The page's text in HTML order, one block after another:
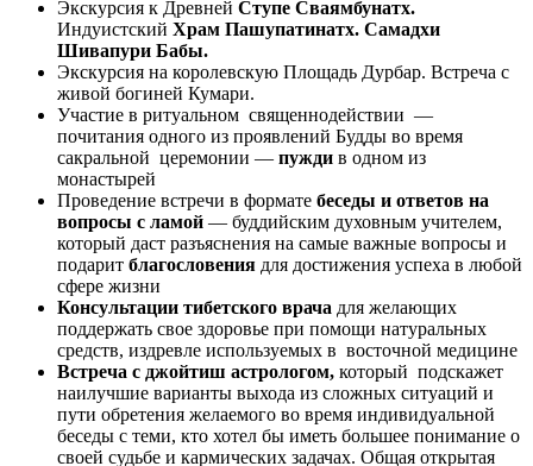
Экскурсия к Древней Ступе Сваямбунатх.
Индуистский Храм Пашупатинатх. Самадхи
Шивапури Бабы.
Экскурсия на королевскую Площадь Дурбар. Встреча с
живой богиней Кумари.
Участие в ритуальном священнодействии —
почитания одного из проявлений Будды во время
сакральной церемонии — пужди в одном из
монастырей
Проведение встречи в формате беседы и ответов на
вопросы с ламой — буддийским духовным учителем,
который даст разъяснения на самые важные вопросы и
подарит благословения для достижения успеха в любой
сфере жизни
Консультации тибетского врача для желающих
поддержать свое здоровье при помощи натуральных
средств, издревле используемых в восточной медицине
Встреча с джойтиш астрологом, который подскажет
наилучшие варианты выхода из сложных ситуаций и
пути обретения желаемого во время индивидуальной
беседы с теми, кто хотел бы иметь большее понимание о
своей судьбе и кармических задачах. Общая открытая